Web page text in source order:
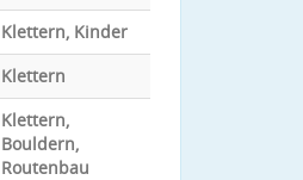
Klettern, Kinder
Klettern
Klettern,
Bouldern,
Routenbau